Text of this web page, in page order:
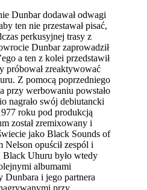
Dunbar dodawał odwagi
ten nie przestawał pisać,
perkusyjnej trasy z
Dunbar zaprowadził
a ten z kolei przedstawił
próbował zreaktywować
Z pomocą poprzedniego
przy werbowaniu powstało
nagrało swój debiutancki
roku pod produkcją
został zremixowany i
jako Black Sounds of
Nelson opuścił zespól i
Black Uhuru było wtedy
albumami
Dunbara i jego partnera
przy